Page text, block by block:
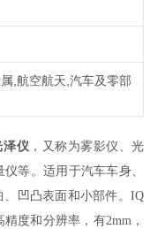
,航空航天,汽车及零部
泽仪 ，又称为雾影仪、光
等。适用于汽车车身、
凹凸表面和小部件。IQ
度和分辨率，有2mm，